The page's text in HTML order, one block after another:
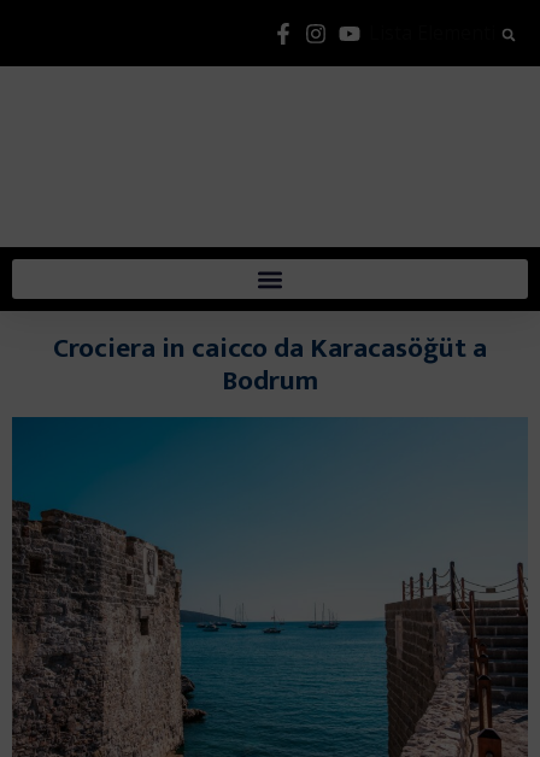
Crociera in caicco da Karacasöğüt a
Bodrum